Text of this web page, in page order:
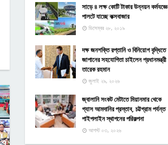
সাড়ে ৪ লক্ষ কোটি টাকার উন্নয়ন কর্মযজ্ঞে
পালটে যাচ্ছে কক্সবাজার
ডিসেম্বর ২৮, ২০১৯
দক্ষ জনশক্তি রপ্তানি ও বিনিয়োগ বৃদ্ধিতে
জাপানের সহযোগিতা চাইলেন প্রধানমন্ত্রী
তারেক রহমান
জুলাই ২৯, ২০২৬
জ্বালানি সংকট মেটাতে মিয়ানমার থেকে
গ্যাস আমদানির প্রস্তাব, চট্টগ্রাম পর্যন্ত
পাইপলাইন স্থাপনের পরিকল্পনা
আগস্ট ০৩, ২০২৬